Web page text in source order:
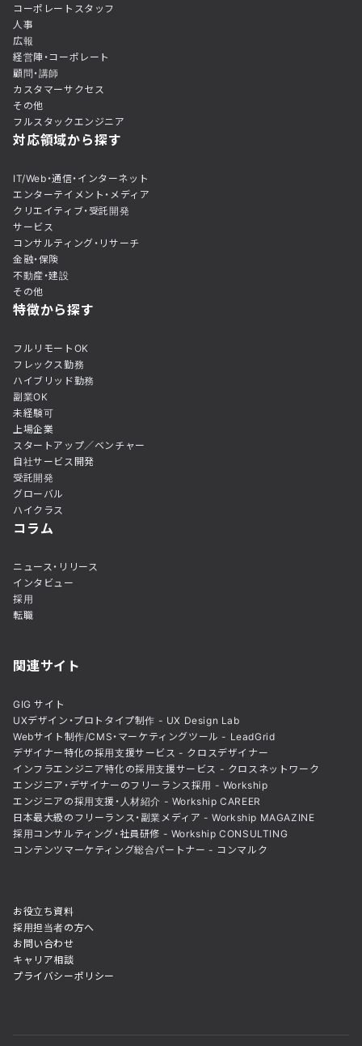
コーポレートスタッフ
人事
広報
経営陣・コーポレート
顧問・講師
カスタマーサクセス
その他
フルスタックエンジニア
対応領域から探す
IT/Web・通信・インターネット
エンターテイメント・メディア
クリエイティブ・受託開発
サービス
コンサルティング・リサーチ
金融・保険
不動産・建設
その他
特徴から探す
フルリモートOK
フレックス勤務
ハイブリッド勤務
副業OK
未経験可
上場企業
スタートアップ／ベンチャー
自社サービス開発
受託開発
グローバル
ハイクラス
コラム
ニュース・リリース
インタビュー
採用
転職
関連サイト
GIG サイト
UXデザイン・プロトタイプ制作 - UX Design Lab
Webサイト制作/CMS・マーケティングツール - LeadGrid
デザイナー特化の採用支援サービス - クロスデザイナー
インフラエンジニア特化の採用支援サービス - クロスネットワーク
エンジニア・デザイナーのフリーランス採用 - Workship
エンジニアの採用支援・人材紹介 - Workship CAREER
日本最大級のフリーランス・副業メディア - Workship MAGAZINE
採用コンサルティング・社員研修 - Workship CONSULTING
コンテンツマーケティング総合パートナー - コンマルク
お役立ち資料
採用担当者の方へ
お問い合わせ
キャリア相談
プライバシーポリシー